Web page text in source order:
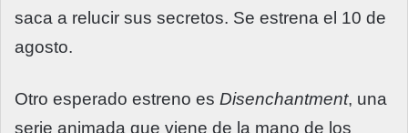
saca a relucir sus secretos. Se estrena el 10 de
agosto.
Otro esperado estreno es Disenchantment, una
serie animada que viene de la mano de los